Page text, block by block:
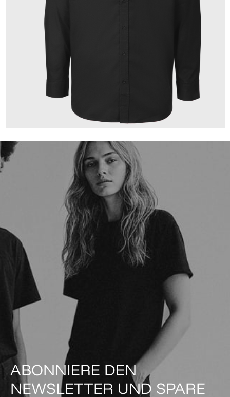
ABONNIERE DEN
NEWSLETTER UND SPARE